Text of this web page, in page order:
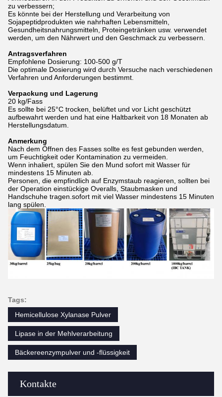
Kontakte
zu verbessern;
Es könnte bei der Herstellung und Verarbeitung von
Sojapeptidprodukten wie nahrhaften Lebensmitteln,
Gesundheitsnahrungsmitteln, Proteingetränken usw. verwendet
werden, um den Nährwert und den Geschmack zu verbessern.
Antragsverfahren
Empfohlene Dosierung: 100-500 g/T
Die optimale Dosierung wird durch Versuche nach verschiedenen
Verfahren und Anforderungen bestimmt.
Verpackung und Lagerung
20 kg/Fass
Es sollte bei 25°C trocken, belüftet und vor Licht geschützt
aufbewahrt werden und hat eine Haltbarkeit von 18 Monaten ab
Herstellungsdatum.
Anmerkung
Nach dem Öffnen des Fasses sollte es fest gebunden werden,
um Feuchtigkeit oder Kontamination zu vermeiden.
Wenn inhaliert, spülen Sie den Mund sofort mit Wasser für
mindestens 15 Minuten ab.
Personen, die empfindlich auf Enzymstaub reagieren, sollten bei
der Operation einstückige Overalls, Staubmasken und
Handschuhe tragen.sofort mit viel Wasser mindestens 15 Minuten
lang spülen.
Tags:
Hemicellulose Xylanase Pulver
Lipase in der Mehlverarbeitung
Bäckereenzympulver und -flüssigkeit